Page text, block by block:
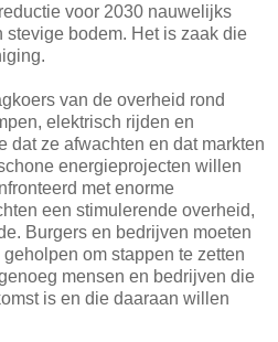
voor 2030 nauwelijks
stevige bodem. Het is zaak die
van de overheid rond
elektrisch rijden en
dat ze afwachten en dat markten
energieprojecten willen
met enorme
een stimulerende overheid,
Burgers en bedrijven moeten
om stappen te zetten
mensen en bedrijven die
is en die daaraan willen